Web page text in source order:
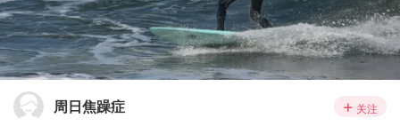
周日焦躁症 关注